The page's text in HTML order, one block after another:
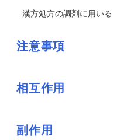
漢方処方の調剤に用いる
注意事項
相互作用
副作用